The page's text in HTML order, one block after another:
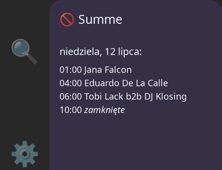
🔍
⚙️
Summe harmonogram – HEISSS FOUR
🚫 Summe
niedziela, 12 lipca:
01:00 Jana Falcon
04:00 Eduardo De La Calle
06:00 Tobi Lack b2b DJ Klosing
10:00zamknięte